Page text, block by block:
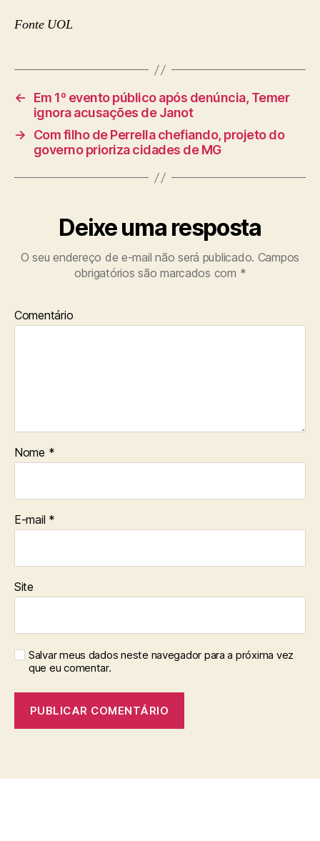
Fonte UOL
←
Em 1º evento público após denúncia, Temer
ignora acusações de Janot
→
Com filho de Perrella chefiando, projeto do
governo prioriza cidades de MG
Deixe uma resposta
O seu endereço de e-mail não será publicado. Campos
obrigatórios são marcados com *
Comentário
Nome *
E-mail *
Site
Salvar meus dados neste navegador para a próxima vez
que eu comentar.